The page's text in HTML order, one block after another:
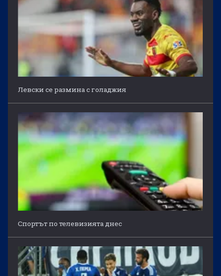
Левски се размина с голаджия
Спортът по телевизията днес